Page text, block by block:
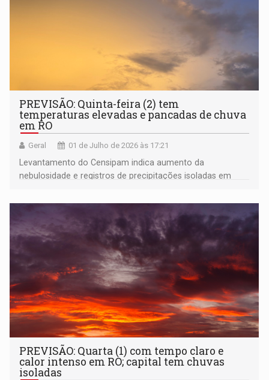
PREVISÃO: Quinta-feira (2) tem
temperaturas elevadas e pancadas de chuva
em RO
Geral 01 de Julho de 2026 às 17:21
Levantamento do Censipam indica aumento da
nebulosidade e registros de precipitações isoladas em
PREVISÃO: Quarta (1) com tempo claro e
calor intenso em RO; capital tem chuvas
isoladas